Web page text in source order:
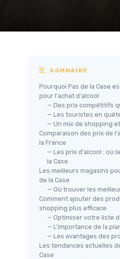
SOMMAIRE
Pourquoi Pas de la Case
pour l'achat d'alcool
— Des prix compétitifs
— Les touristes en
— Un mix de shopping
Comparaison des prix de
la France
— Les prix d'alcool : où
la Case
Les meilleurs magasins
de la Case
— Où trouver les
Comment ajouter des
shopping plus efficace
— Optimiser votre liste
— L'importance de la
— Les avantages des
Les tendances actuelles
Case